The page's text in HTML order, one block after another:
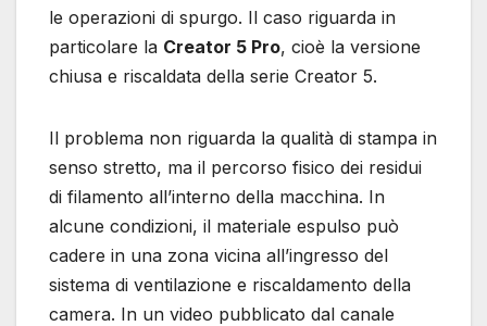
le operazioni di spurgo. Il caso riguarda in
particolare la Creator 5 Pro, cioè la versione
chiusa e riscaldata della serie Creator 5.
Il problema non riguarda la qualità di stampa in
senso stretto, ma il percorso fisico dei residui
di filamento all’interno della macchina. In
alcune condizioni, il materiale espulso può
cadere in una zona vicina all’ingresso del
sistema di ventilazione e riscaldamento della
camera. In un video pubblicato dal canale